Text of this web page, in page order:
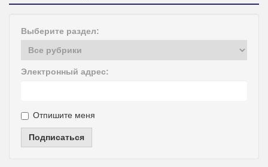
Выберите раздел:
Электронный адрес:
Отпишите меня
Подписаться